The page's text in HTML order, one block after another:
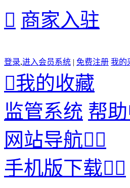
 商家入驻
登录,进入会员系统 | 免费注册 我的
我的收藏
监管系统 帮
网站导航
手机版下载